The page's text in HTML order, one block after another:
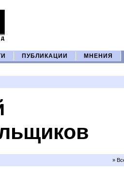
ПУБЛИКАЦИИ МНЕНИЯ
»